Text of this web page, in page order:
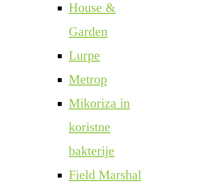
House &
Garden
Lurpe
Metrop
Mikoriza in
koristne
bakterije
Field Marshal